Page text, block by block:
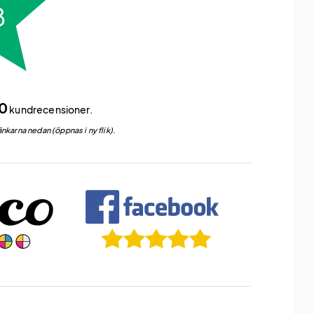
kundrecensioner.
nedan (öppnas i ny flik).